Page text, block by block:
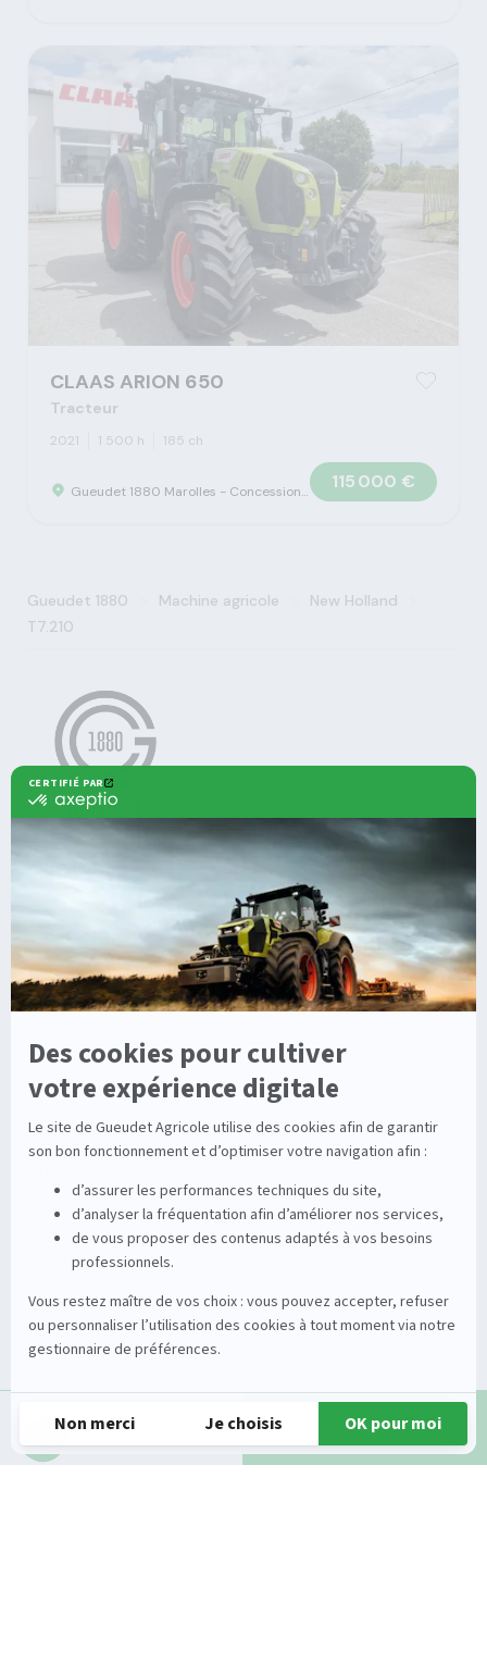
CLAAS ARION 650
Tracteur
2021 1 500 h 185 ch
Gueudet 1880 Marolles - Concession Claas 115 000 €
Gueudet 1880 Machine agricole New Holland
T7.210
Agricole
Solutions multimarques
Irrigation
Enrouleurs
Stations
Entretien de la vigne
Entretien du sol
Nos offres
Nos Services
Entretien
Dépannage
Pièces détachées
Démonstration
Occasions Groupe
Demande d'infos Appeler